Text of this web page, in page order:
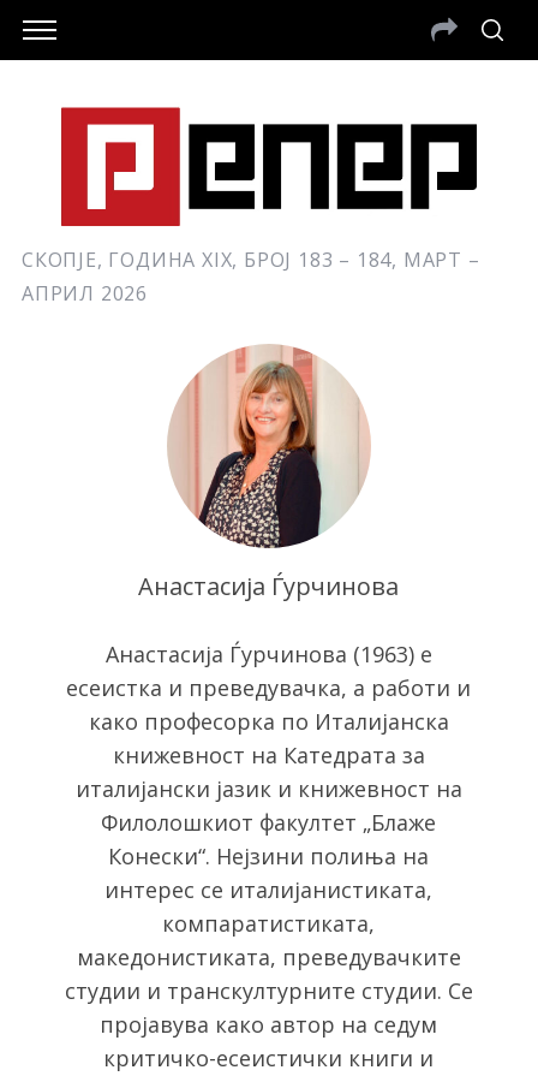
СКОПЈЕ, ГОДИНА XIX, БРОЈ 183 – 184, МАРТ –
АПРИЛ 2026
Анастасија Ѓурчинова
Анастасија Ѓурчинова (1963) e
eсеистка и преведувачка, a работи и
како професорка по Италијанска
книжевност на Катедрата за
италијански јазик и книжевност на
Филолошкиот факултет „Блаже
Конески“. Нејзини полиња на
интерес се италијанистиката,
компаратистиката,
македонистиката, преведувачките
студии и транскултурните студии. Се
пројавува како автор на седум
критичко-есеистички книги и